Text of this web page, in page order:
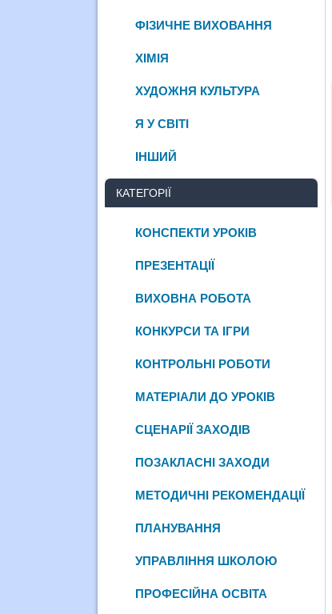
ФІЗИЧНЕ ВИХОВАННЯ
ХІМІЯ
ХУДОЖНЯ КУЛЬТУРА
Я У СВІТІ
ІНШИЙ
КАТЕГОРІЇ
КОНСПЕКТИ УРОКІВ
ПРЕЗЕНТАЦІЇ
ВИХОВНА РОБОТА
КОНКУРСИ ТА ІГРИ
КОНТРОЛЬНІ РОБОТИ
МАТЕРІАЛИ ДО УРОКІВ
СЦЕНАРІЇ ЗАХОДІВ
ПОЗАКЛАСНІ ЗАХОДИ
МЕТОДИЧНІ РЕКОМЕНДАЦІЇ
ПЛАНУВАННЯ
УПРАВЛІННЯ ШКОЛОЮ
ПРОФЕСІЙНА ОСВІТА